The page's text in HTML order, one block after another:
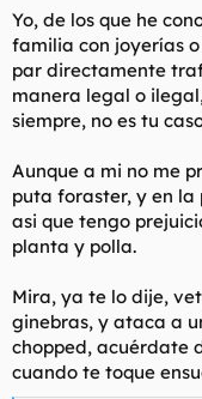
imaginan, parece.
Y sí, tengo mi vida
Yo, de los que he
familia con joyerías
par directamente
manera legal o
siempre, no es tu
Aunque a mi no me
puta foraster, y en la
asi que tengo
planta y polla.
Mira, ya te lo dije,
ginebras, y ataca a
chopped, acuérdate
cuando te toque